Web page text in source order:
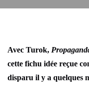
Avec Turok,
cette fichu idée reçue
disparu il y a quelques